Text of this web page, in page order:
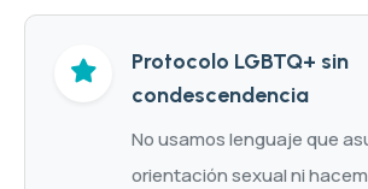
Protocolo LGBTQ+ sin
condescendencia
No usamos lenguaje que
orientación sexual ni